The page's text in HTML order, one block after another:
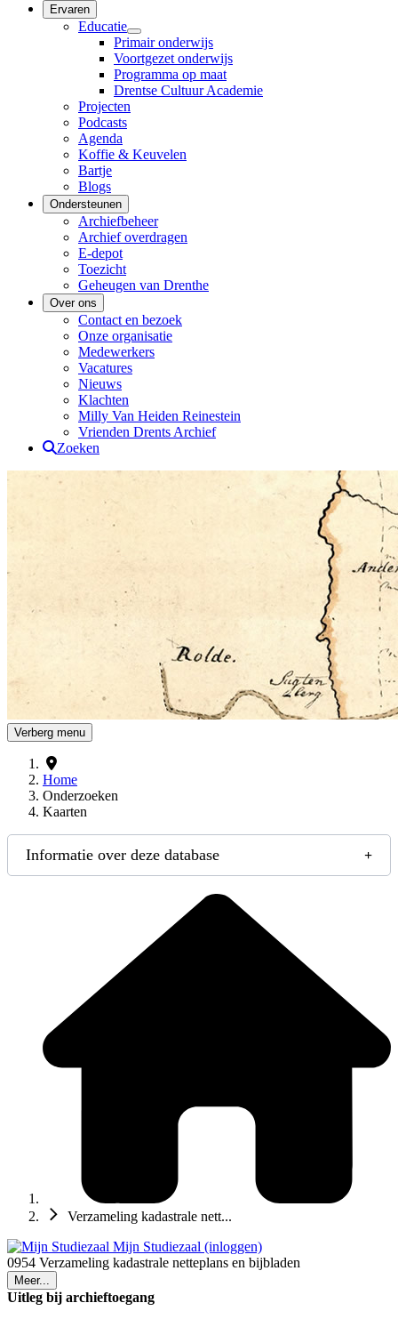
Ervaren
Educatie
Primair onderwijs
Voortgezet onderwijs
Programma op maat
Drentse Cultuur Academie
Projecten
Podcasts
Agenda
Koffie & Keuvelen
Bartje
Blogs
Ondersteunen
Archiefbeheer
Archief overdragen
E-depot
Toezicht
Geheugen van Drenthe
Over ons
Contact en bezoek
Onze organisatie
Medewerkers
Vacatures
Nieuws
Klachten
Milly Van Heiden Reinestein
Vrienden Drents Archief
Zoeken
Drents Archief
Verberg menu
Home
Onderzoeken
Kaarten
Informatie over deze database
Verzameling kadastrale nett...
Mijn Studiezaal (inloggen)
0954 Verzameling kadastrale netteplans en bijbladen
Meer...
Uitleg bij archieftoegang